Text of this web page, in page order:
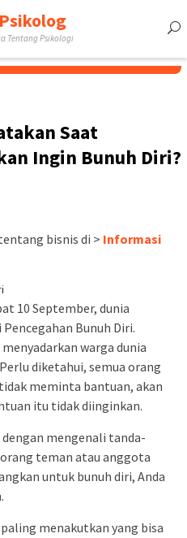
Tentang Psikologi
Saat
Ingin Bunuh Diri?
bisnis di > Informasi
10 September, dunia
Bunuh Diri.
warga dunia
diketahui, semua orang
meminta bantuan, akan
itu tidak diinginkan.
mengenali tanda-
teman atau anggota
untuk bunuh diri, Anda
menakutkan yang bisa